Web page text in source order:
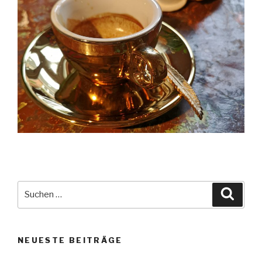
NEUESTE BEITRÄGE